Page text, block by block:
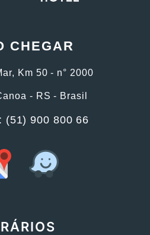
CHEGAR
Km 50 - n° 2000
- RS - Brasil
(51) 900 800 66